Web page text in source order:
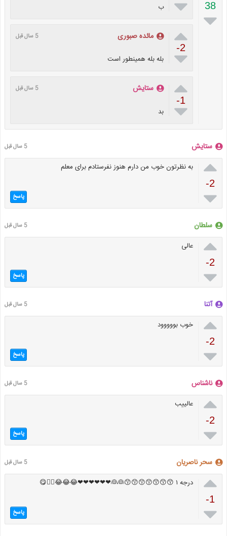
38

 ب

-2

مائده صبوری 5 سال قبل
بله بله همینطور است

-1

ستایش 5 سال قبل
بد
ستایش 5 سال قبل

-2

به نظرتون خوب من دارم هنوز نفرستادم برای معلم
پاسخ
سلطان 5 سال قبل

-2

عالی
پاسخ
آتنا 5 سال قبل

-2

خوب بووووود
پاسخ
ناشناس 5 سال قبل

-2

عالییب
پاسخ
سحر ناصریان 5 سال قبل

-1

درجه ۱ 😙😙😙😙😙😙😙👰👰❤❤❤❤❤❤😂😂😂🖐🏻😋
پاسخ